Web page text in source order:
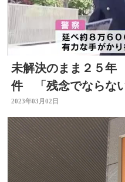
未解決のまま２５
件 「残念でならな
2023年03月02日